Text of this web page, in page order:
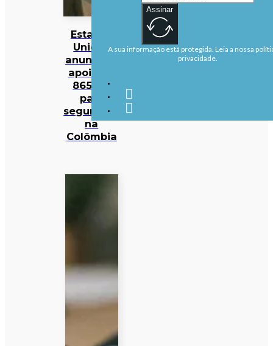
Estados
Unidos
anunciam
apoio de
865 ME
para
segurança
na
Colômbia
Assinar
A sua informação está protegida. Leia a nossa
privacidade.